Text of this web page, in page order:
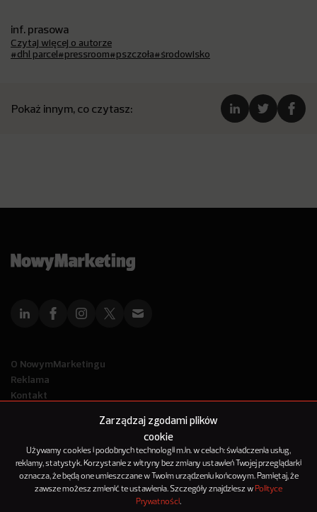
Zarządzaj zgodami plików
cookie
Używamy cookies i podobnych technologii m.in. w celach: świadczenia usług,
reklamy, statystyk. Korzystanie z witryny bez zmiany ustawień Twojej przeglądarki
oznacza, że będą one umieszczane w Twoim urządzeniu końcowym. Pamiętaj, że
zawsze możesz zmienić te ustawienia. Szczegóły znajdziesz w Polityce
Prywatności.
inf. prasowa
Czytaj więcej o autorze
#dhl parcel#pressroom#pszczoła#środowisko
Pokaż innym, co czytasz:
O NowymMarketingu
Reklama
Kontakt
© 2012-2025
NowyMarketing jest marką 143Media Sp. z o.o.